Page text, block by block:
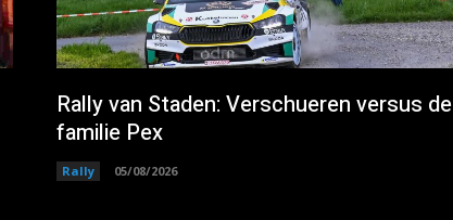
Rally van Staden: Verschueren versus de
familie Pex
Rally 05/08/2026